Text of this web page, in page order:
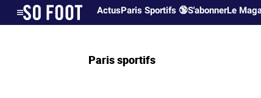
ActusParis Sportifs 🔞S'abonnerLe
Paris sportifs